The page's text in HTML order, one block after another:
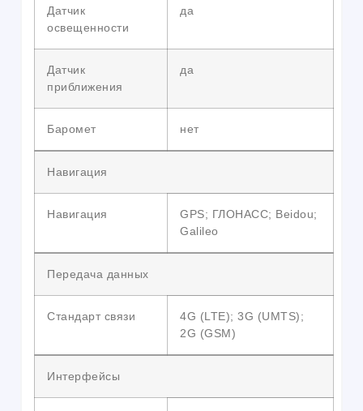
Датчик
освещенности
да
Датчик
приближения
да
Баромет нет
Навигация
Навигация
GPS; ГЛОНАСС; Beidou;
Galileo
Передача данных
Стандарт связи
4G (LTE); 3G (UMTS);
2G (GSM)
Интерфейсы